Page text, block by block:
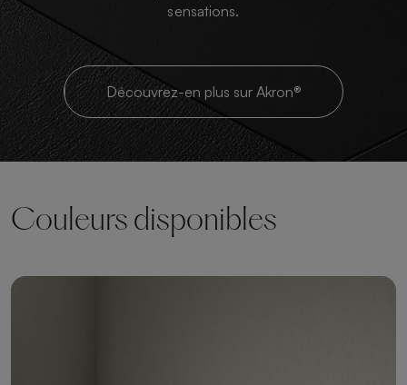
sensations.
Découvrez-en plus sur Akron®
Couleurs disponibles